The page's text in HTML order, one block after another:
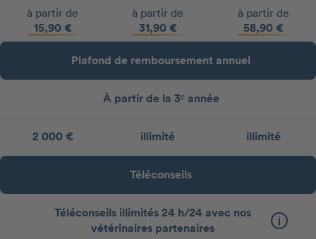
à partir de
15,90 €
à partir de
31,90 €
à partir de
58,90 €
Plafond de remboursement annuel
À partir de la 3ᵉ année
2 000 € illimité illimité
Téléconseils
Téléconseils illimités 24 h/24 avec nos
vétérinaires partenaires